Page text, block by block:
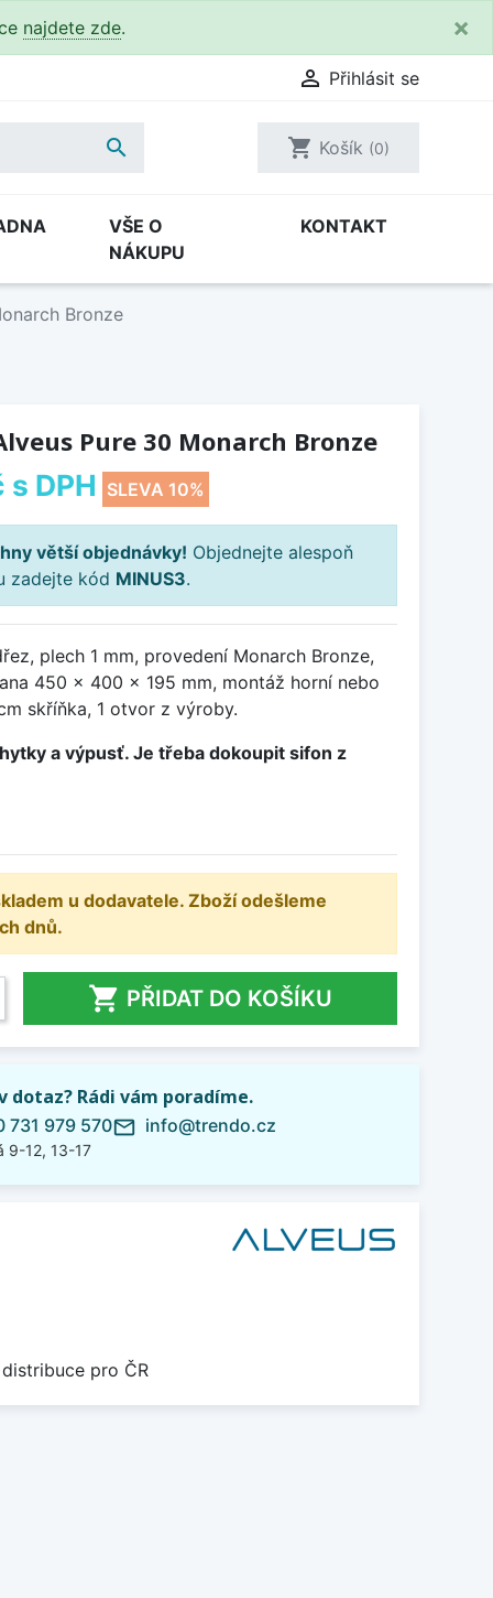
najdete zde. ×
 Přihlásit se
 shopping_cart Košík (0)
VŠE O
NÁKUPU
KONTAKT
Bronze
Pure 30 Monarch Bronze
s DPH SLEVA 10%
větší objednávky! Objednejte alespoň
zadejte kód MINUS3.
plech 1 mm, provedení Monarch Bronze,
450 x 400 x 195 mm, montáž horní nebo
skříňka, 1 otvor z výroby.
a výpusť. Je třeba dokoupit sifon z
u dodavatele. Zboží odešleme
dnů.
 PŘIDAT DO KOŠÍKU
dotaz? Rádi vám poradíme.
731 979 570
9-12, 13-17
mail_outline info@trendo.cz
pro ČR